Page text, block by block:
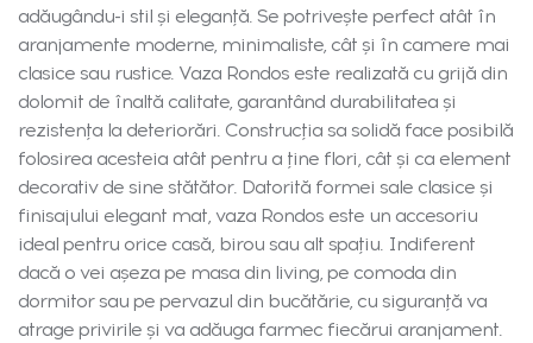
adăugându-i stil și eleganță. Se potrivește perfect atât în
aranjamente moderne, minimaliste, cât și în camere mai
clasice sau rustice. Vaza Rondos este realizată cu grijă din
dolomit de înaltă calitate, garantând durabilitatea și
rezistența la deteriorări. Construcția sa solidă face posibilă
folosirea acesteia atât pentru a ține flori, cât și ca element
decorativ de sine stătător. Datorită formei sale clasice și
finisajului elegant mat, vaza Rondos este un accesoriu
ideal pentru orice casă, birou sau alt spațiu. Indiferent
dacă o vei așeza pe masa din living, pe comoda din
dormitor sau pe pervazul din bucătărie, cu siguranță va
atrage privirile și va adăuga farmec fiecărui aranjament.